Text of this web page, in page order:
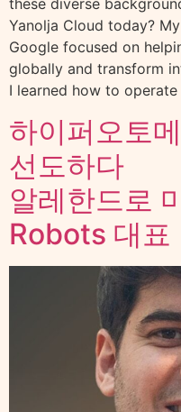
these diverse
Yanolja Cloud today?
Google focused on
globally and transform
I learned how to
하이퍼오토
선도하다
알레한드로
Robots 대표